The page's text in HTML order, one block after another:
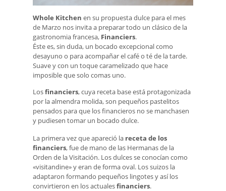
Whole Kitchen en su propuesta dulce para el mes
de Marzo nos invita a preparar todo un clásico de la
gastronomia francesa, Financiers.
Éste es, sin duda, un bocado excepcional como
desayuno o para acompañar el café o té de la tarde.
Suave y con un toque caramelizado que hace
imposible que solo comas uno.
Losfinanciers, cuya receta base está protagonizada
por la almendra molida, son pequeños pastelitos
pensados para que los financieros no se manchasen
y pudiesen tomar un bocado dulce.
La primera vez que apareció la receta de los
financiers, fue de mano de las Hermanas de la
Orden de la Visitación. Los dulces se conocían como
«visitandine» y eran de forma oval. Los suizos la
adaptaron formando pequeños lingotes y así los
convirtieron en los actualesfinanciers.